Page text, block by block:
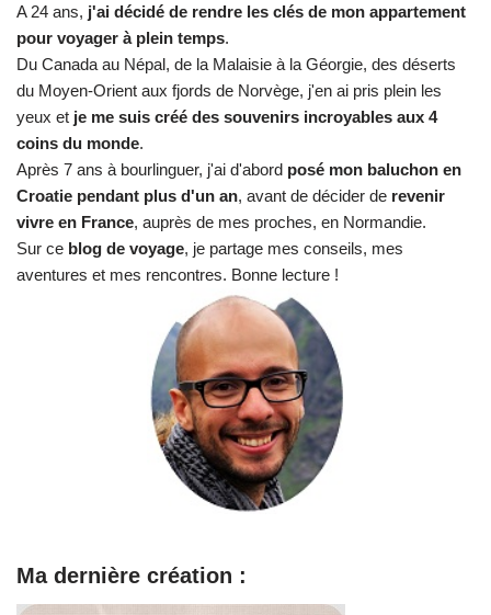
A 24 ans, j'ai décidé de rendre les clés de mon appartement
pour voyager à plein temps.
Du Canada au Népal, de la Malaisie à la Géorgie, des déserts
du Moyen-Orient aux fjords de Norvège, j'en ai pris plein les
yeux et je me suis créé des souvenirs incroyables aux 4
coins du monde.
Après 7 ans à bourlinguer, j'ai d'abord posé mon baluchon en
Croatie pendant plus d'un an, avant de décider de revenir
vivre en France, auprès de mes proches, en Normandie.
Sur ce blog de voyage, je partage mes conseils, mes
aventures et mes rencontres. Bonne lecture !
Ma dernière création :